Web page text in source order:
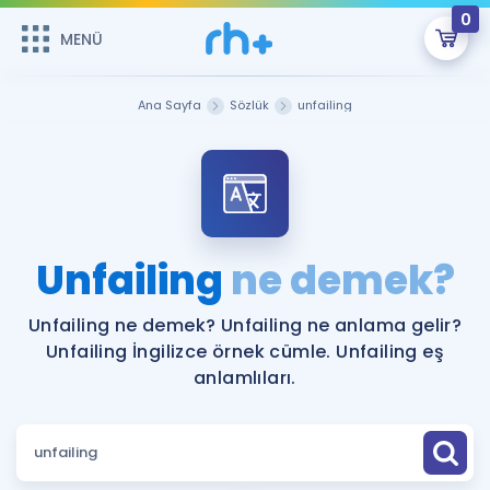
MENÜ
0
Şifremi Hatırlamıyorum
ÜYE DEĞİLİM
Sepetin Şu An Boş.
Remzi Hoca ile seni sınava hazırlayacak onlarca eğitim seni
bekliyor!
MENÜ
Katılımcı Görüşleri
Faydalı Araçlar
Sözlük
Hakkımızda
Ana Sayfa Sözlük unfailing
Unfailing ne demek?
Unfailing ne demek? Unfailing ne anlama gelir?
Unfailing İngilizce örnek cümle. Unfailing eş
anlamlıları.